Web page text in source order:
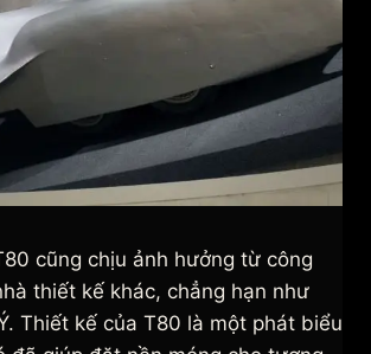
cũng chịu ảnh hưởng từ công
thiết kế khác, chẳng hạn như
Thiết kế của T80 là một phát biểu